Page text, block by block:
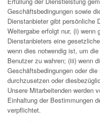
Geschäftsbedingungen sowie
Dienstanbieter gibt persönliche
Weitergabe erfolgt nur, (i) wenn
Dienstanbieters eine
wenn dies notwendig ist, um
Benutzer zu wahren; (iii) wenn
Geschäftsbedingungen oder
durchzusetzen oder
Unsere Mitarbeitenden werden
Einhaltung der Bestimmungen
verpflichtet.